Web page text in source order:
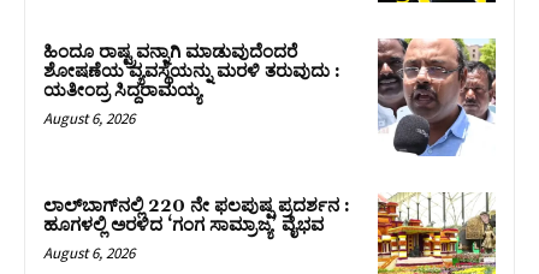
ಹಿಂದೂ ರಾಷ್ಟ್ರವನ್ನಾಗಿ ಮಾಡುವುದೆಂದರೆ
ಶೋಷಣೆಯ ವ್ಯವಸ್ಥೆಯನ್ನು ಮರಳಿ ತರುವುದು :
ಯತೀಂದ್ರ ಸಿದ್ದರಾಮಯ್ಯ
August 6, 2026
ಲಾಲ್‍ಬಾಗ್‍ನಲ್ಲಿ 220 ನೇ ಫಲಪುಷ್ಪ ಪ್ರದರ್ಶನ :
ಹೂಗಳಲ್ಲಿ ಅರಳಿದ ‘ಗಂಗ ಸಾಮ್ರಾಜ್ಯ’ ವೈಭವ
August 6, 2026